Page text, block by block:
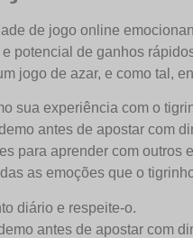
de jogo online
potencial de ganhos
jogo de azar, e como tal,
sua experiência com o
antes de apostar com
para aprender com outros
as emoções que o
diário e respeite-o.
antes de apostar com